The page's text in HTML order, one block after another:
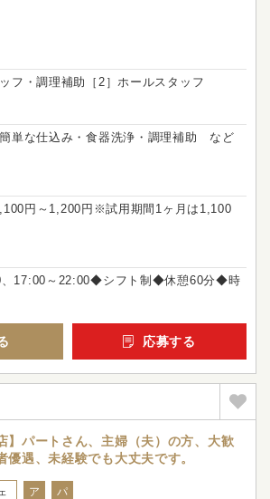
フ・調理補助［2］ホールスタッフ
簡単な仕込み・食器洗浄・調理補助 など
円～1,200円※試用期間1ヶ月は1,100
、17:00～22:00◆シフト制◆休憩60分◆時
応募する
】パートさん、主婦（夫）の方、大歓
遇、未経験でも大丈夫です。
ア パ